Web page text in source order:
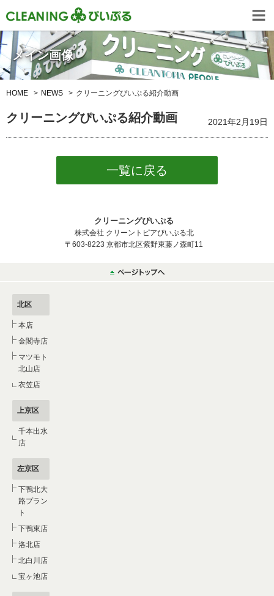
メイン画像
HOME NEWS クリーニングぴいぷる紹介動画
クリーニングぴいぷる紹介動画 2021年2月19日
一覧に戻る
クリーニングぴいぷる
株式会社 クリーントピアぴいぷる北
〒603-8223 京都市北区紫野東藤ノ森町11
北区
本店
金閣寺店
マツモト
北山店
衣笠店
上京区
千本出水
店
左京区
下鴨北大
路プラン
ト
下鴨東店
洛北店
北白川店
宝ヶ池店